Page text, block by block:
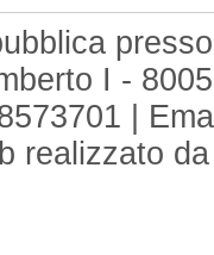
I -
|
realizzato